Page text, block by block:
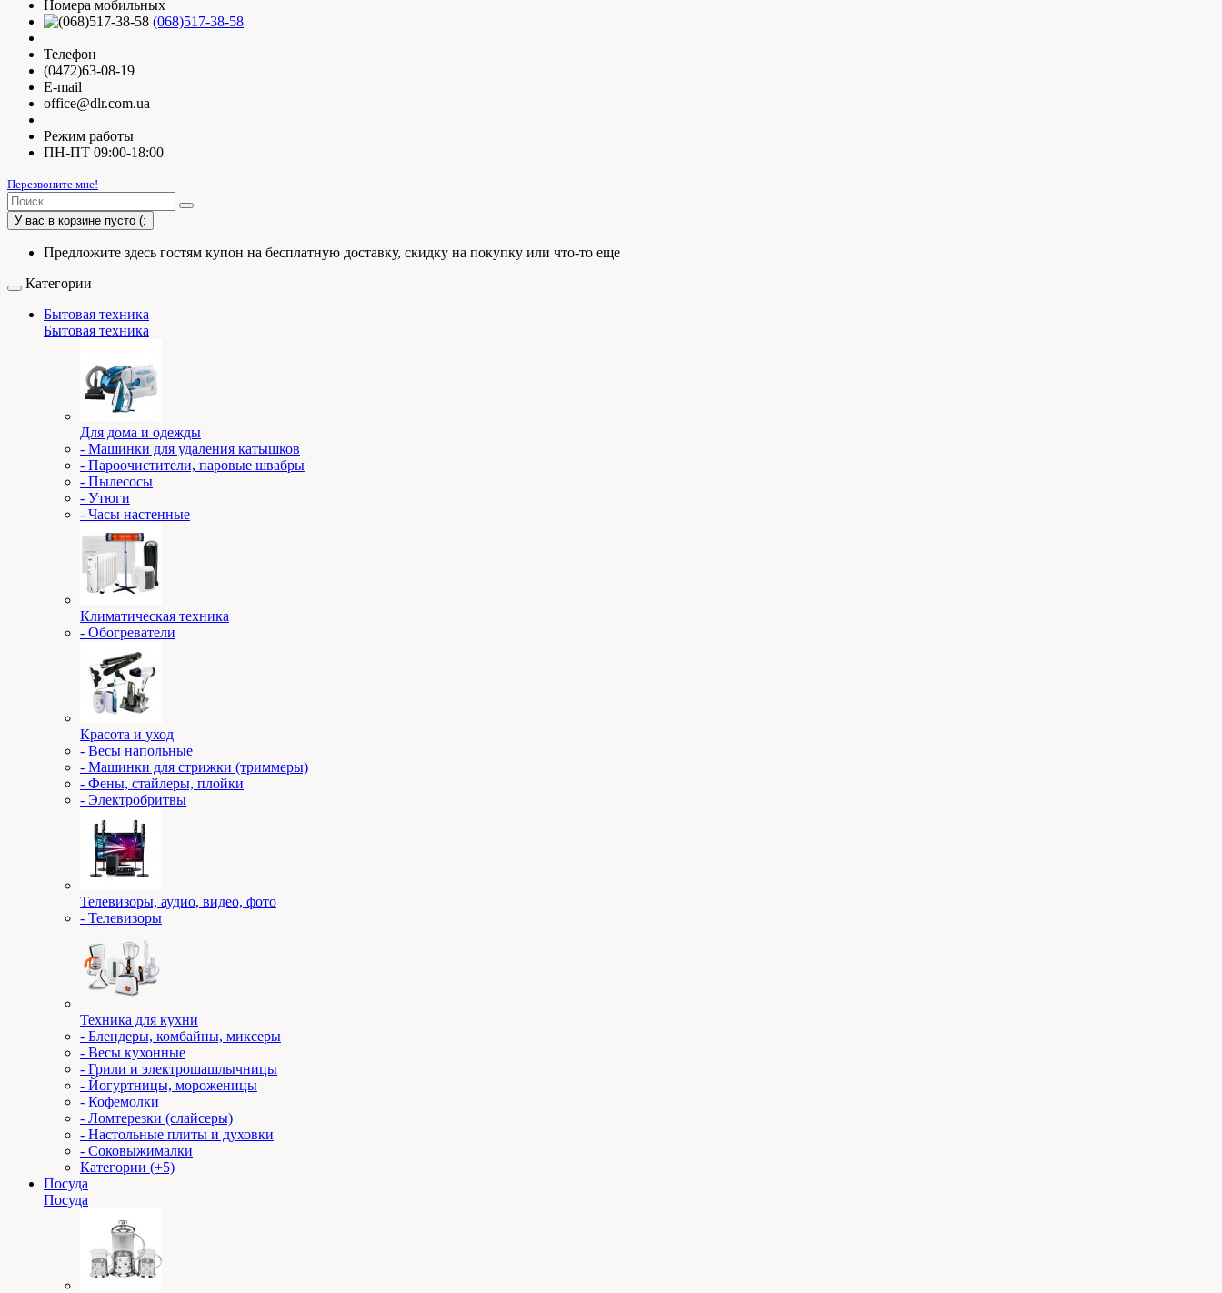
Номера мобильных
(068)517-38-58
Телефон
(0472)63-08-19
E-mail
office@dlr.com.ua
Режим работы
ПН-ПТ 09:00-18:00
Перезвоните мне!
У вас в корзине пусто (;
Предложите здесь гостям купон на бесплатную доставку, скидку на покупку или что-то еще
Категории
Бытовая техника
Бытовая техника
Для дома и одежды
- Машинки для удаления катышков
- Пароочистители, паровые швабры
- Пылесосы
- Утюги
- Часы настенные
Климатическая техника
- Обогреватели
Красота и уход
- Весы напольные
- Машинки для стрижки (триммеры)
- Фены, стайлеры, плойки
- Электробритвы
Телевизоры, аудио, видео, фото
- Телевизоры
Техника для кухни
- Блендеры, комбайны, миксеры
- Весы кухонные
- Грили и электрошашлычницы
- Йогуртницы, мороженицы
- Кофемолки
- Ломтерезки (слайсеры)
- Настольные плиты и духовки
- Соковыжималки
Категории (+5)
Посуда
Посуда